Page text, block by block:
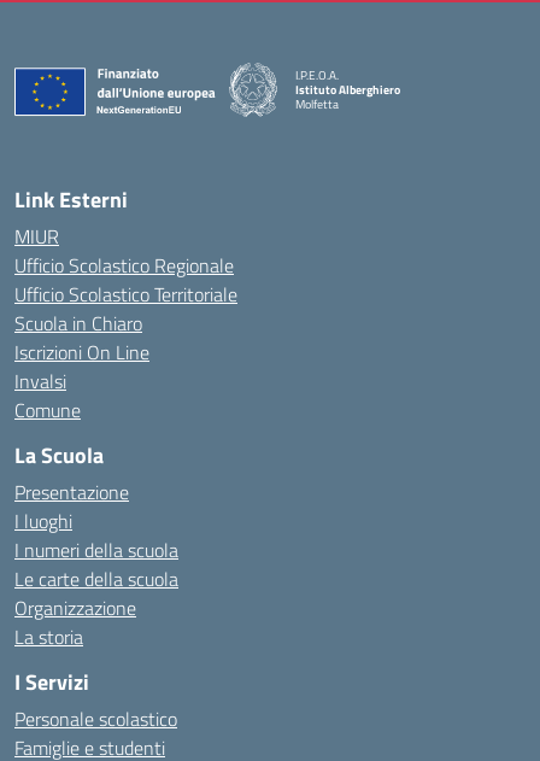
I.P.E.O.A.
Istituto Alberghiero
Molfetta
Link Esterni
MIUR
Ufficio Scolastico Regionale
Ufficio Scolastico Territoriale
Scuola in Chiaro
Iscrizioni On Line
Invalsi
Comune
La Scuola
Presentazione
I luoghi
I numeri della scuola
Le carte della scuola
Organizzazione
La storia
I Servizi
Personale scolastico
Famiglie e studenti